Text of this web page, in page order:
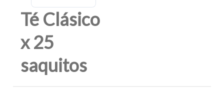
Té Clásico
x 25
saquitos